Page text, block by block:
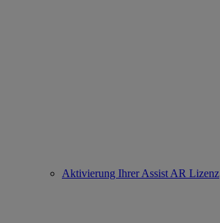
Aktivierung Ihrer Assist AR Lizenz